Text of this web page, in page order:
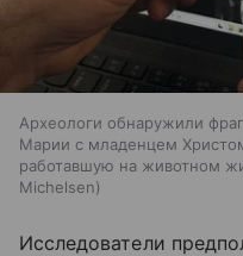
Археологи обнаружили
Марии с младенцем
работавшую на животном
Michelsen
Исследователи